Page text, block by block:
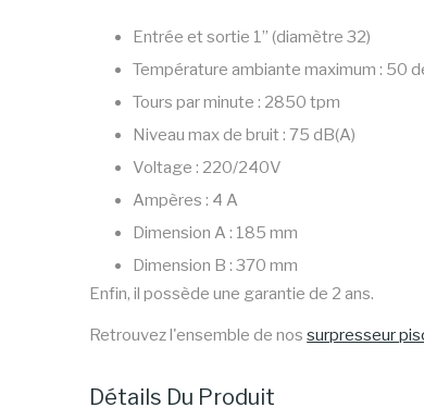
Entrée et sortie 1” (diamètre 32)
Température ambiante maximum : 50
Tours par minute : 2850 tpm
Niveau max de bruit : 75 dB(A)
Voltage : 220/240V
Ampères : 4 A
Dimension A : 185 mm
Dimension B : 370 mm
Enfin, il possède une garantie de 2 ans.
Retrouvez l'ensemble de nossurpresseur
Détails Du Produit